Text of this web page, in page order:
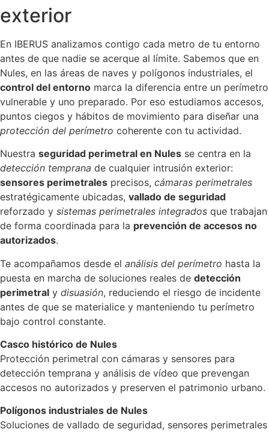
exterior
En IBERUS analizamos contigo cada metro de tu entorno
antes de que nadie se acerque al límite. Sabemos que en
Nules, en las áreas de naves y polígonos industriales, el
control del entorno marca la diferencia entre un perímetro
vulnerable y uno preparado. Por eso estudiamos accesos,
puntos ciegos y hábitos de movimiento para diseñar una
protección del perímetro coherente con tu actividad.
Nuestra seguridad perimetral en Nules se centra en la
detección temprana de cualquier intrusión exterior:
sensores perimetrales precisos, cámaras perimetrales
estratégicamente ubicadas, vallado de seguridad
reforzado y sistemas perimetrales integrados que trabajan
de forma coordinada para la prevención de accesos no
autorizados.
Te acompañamos desde el análisis del perímetro hasta la
puesta en marcha de soluciones reales de detección
perimetral y disuasión, reduciendo el riesgo de incidente
antes de que se materialice y manteniendo tu perímetro
bajo control constante.
Casco histórico de Nules
Protección perimetral con cámaras y sensores para
detección temprana y análisis de vídeo que prevengan
accesos no autorizados y preserven el patrimonio urbano.
Polígonos industriales de Nules
Soluciones de vallado de seguridad, sensores perimetrales